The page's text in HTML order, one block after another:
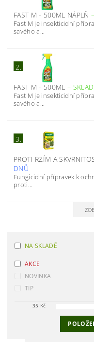
FAST M - 500ML NÁPLŇ –
Fast M je insekticidní
savého a...
2.
FAST M - 500ML –
Fast M je insekticidní
savého a...
3.
PROTI RZÍM A
DNŮ
Fungicidní přípravek k
proti...
NA SKLADĚ
AKCE
NOVINKA
TIP
35 Kč